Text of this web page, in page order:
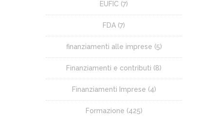
EUFIC (7)
FDA (7)
finanziamenti alle imprese (5)
Finanziamenti e contributi (8)
Finanziamenti Imprese (4)
Formazione (425)